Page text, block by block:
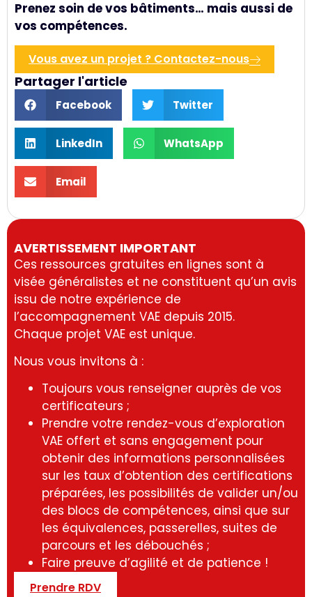
Prenez soin de vos bâtiments… mais aussi de
vos compétences.
Vous avez un projet ? Contactez-nous
Partager l'article
Facebook Twitter
LinkedIn WhatsApp
Email
AVERTISSEMENT IMPORTANT
Ces ressources gratuites en lignes sont à
visée généralistes et ne constituent qu’un avis
issu de notre expérience de
l’accompagnement VAE depuis 2015.
Chaque projet VAE est unique.
Nous vous invitons à :
Toujours vous renseigner auprès de vos
certificateurs ;
Prendre votre rendez-vous d’exploration
VAE offert et sans engagement pour
obtenir des informations personnalisées
sur les taux d’obtention des certifications
préparées, les possibilités de valider un/ou
des blocs de compétences, ainsi que sur
les équivalences, passerelles, suites de
parcours et les débouchés ;
Faire preuve d’agilité et de patience !
Prendre RDV